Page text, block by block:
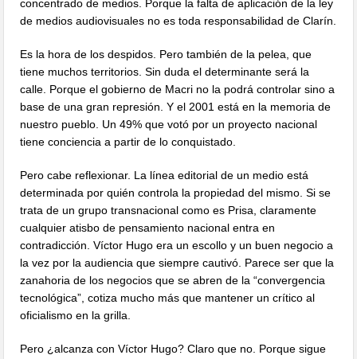
concentrado de medios. Porque la falta de aplicación de la ley
de medios audiovisuales no es toda responsabilidad de Clarín.
Es la hora de los despidos. Pero también de la pelea, que
tiene muchos territorios. Sin duda el determinante será la
calle. Porque el gobierno de Macri no la podrá controlar sino a
base de una gran represión. Y el 2001 está en la memoria de
nuestro pueblo. Un 49% que votó por un proyecto nacional
tiene conciencia a partir de lo conquistado.
Pero cabe reflexionar. La línea editorial de un medio está
determinada por quién controla la propiedad del mismo. Si se
trata de un grupo transnacional como es Prisa, claramente
cualquier atisbo de pensamiento nacional entra en
contradicción. Víctor Hugo era un escollo y un buen negocio a
la vez por la audiencia que siempre cautivó. Parece ser que la
zanahoria de los negocios que se abren de la “convergencia
tecnológica”, cotiza mucho más que mantener un crítico al
oficialismo en la grilla.
Pero ¿alcanza con Víctor Hugo? Claro que no. Porque sigue